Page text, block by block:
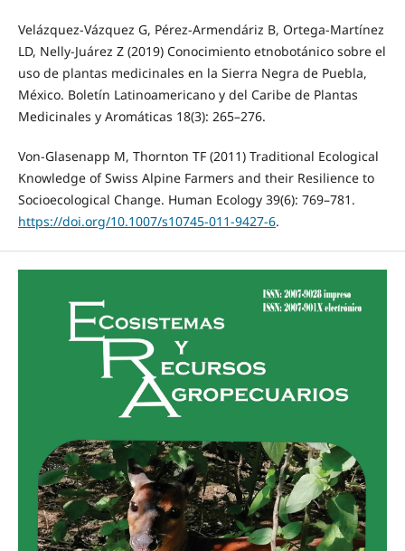
Velázquez-Vázquez G, Pérez-Armendáriz B, Ortega-Martínez
LD, Nelly-Juárez Z (2019) Conocimiento etnobotánico sobre el
uso de plantas medicinales en la Sierra Negra de Puebla,
México. Boletín Latinoamericano y del Caribe de Plantas
Medicinales y Aromáticas 18(3): 265–276.
Von-Glasenapp M, Thornton TF (2011) Traditional Ecological
Knowledge of Swiss Alpine Farmers and their Resilience to
Socioecological Change. Human Ecology 39(6): 769–781.
https://doi.org/10.1007/s10745-011-9427-6.